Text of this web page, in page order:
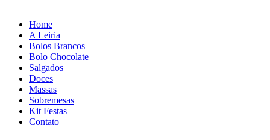
Home
A Leiria
Bolos Brancos
Bolo Chocolate
Salgados
Doces
Massas
Sobremesas
Kit Festas
Contato